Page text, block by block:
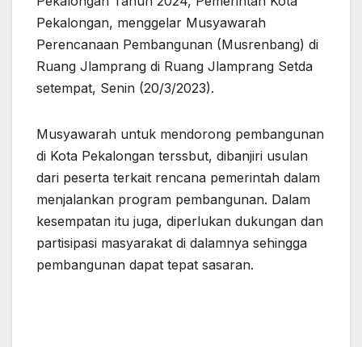
Pekalongan, menggelar Musyawarah
Perencanaan Pembangunan (Musrenbang) di
Ruang Jlamprang di Ruang Jlamprang Setda
setempat, Senin (20/3/2023).
Musyawarah untuk mendorong pembangunan
di Kota Pekalongan terssbut, dibanjiri usulan
dari peserta terkait rencana pemerintah dalam
menjalankan program pembangunan. Dalam
kesempatan itu juga, diperlukan dukungan dan
partisipasi masyarakat di dalamnya sehingga
pembangunan dapat tepat sasaran.